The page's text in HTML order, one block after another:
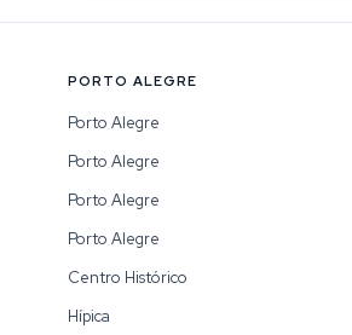
PORTO ALEGRE
Porto Alegre
Porto Alegre
Porto Alegre
Porto Alegre
Centro Histórico
Hípica